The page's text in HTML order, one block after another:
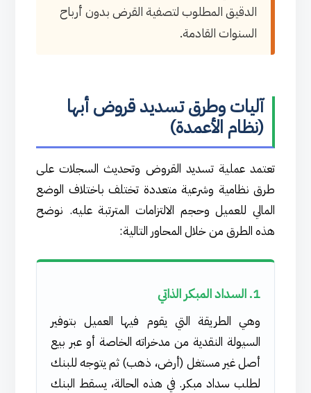
الدقيق المطلوب لتصفية القرض بدون أرباح
السنوات القادمة.
آليات وطرق تسديد قروض أبها
(نظام الأعمدة)
تعتمد عملية تسديد القروض وتحديث السجلات على
طرق نظامية وشرعية متعددة تختلف باختلاف الوضع
المالي للعميل وحجم الالتزامات المترتبة عليه. نوضح
هذه الطرق من خلال المحاور التالية:
1. السداد المبكر الذاتي
وهي الطريقة التي يقوم فيها العميل بتوفير
السيولة النقدية من مدخراته الخاصة أو عبر بيع
أصل غير مستغل (أرض، ذهب) ثم يتوجه للبنك
لطلب سداد مبكر. في هذه الحالة، يسقط البنك